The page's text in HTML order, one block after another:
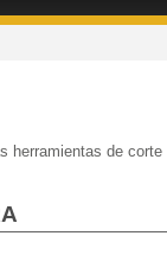
herramientas de